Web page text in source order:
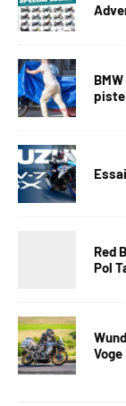
piste
Red
Pol
Voge